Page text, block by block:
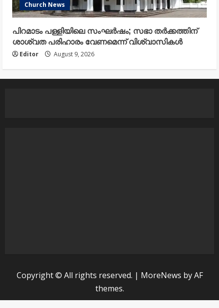
Church News
പിറമാടം പള്ളിയിലെ സംഘർഷം; സഭാ തർക്കത്തിന്
ശാശ്വത പരിഹാരം വേണമെന്ന് വിശ്വാസികൾ
Editor August 9, 2026
Copyright © All rights reserved. | MoreNews by AF
themes.